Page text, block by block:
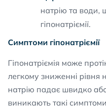
натрію та води,
гіпонатріємії.
Симптоми гіпонатріємії
Гіпонатріємія може
легкому зниженні рівня
натрію падає швидко
виникають такі